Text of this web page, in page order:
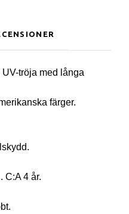
tröja med långa
färger.
C:A 4 år.